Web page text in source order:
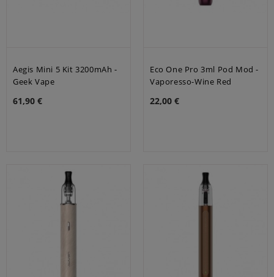
Aegis Mini 5 Kit 3200mAh -
Geek Vape
61,90 €
Eco One Pro 3ml Pod Mod -
Vaporesso-Wine Red
22,00 €